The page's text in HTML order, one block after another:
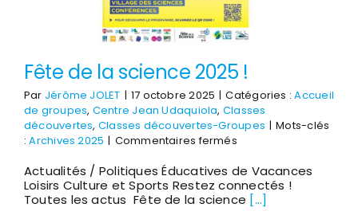
Fête de la science 2025 !
Par Jérôme JOLET | 17 octobre 2025 | Catégories :Accueil
de groupes, Centre Jean Udaquiola, Classes
découvertes, Classes découvertes-Groupes | Mots-clés
:Archives 2025 | Commentaires ferméssur
de
la
science
Actualités / Politiques Éducatives de Vacances
Loisirs Culture et Sports Restez connectés !
Toutes les actus Fête de la science [...]